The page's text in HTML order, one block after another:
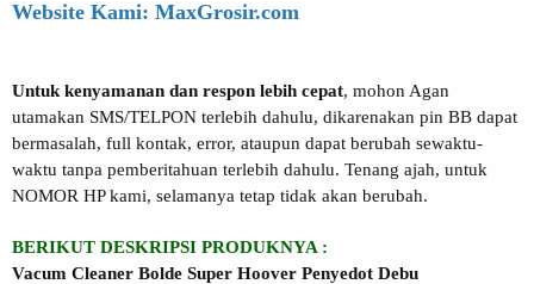
Website Kami: MaxGrosir.com
Untuk kenyamanan dan respon lebih cepat, mohon Agan
utamakan SMS/TELPON terlebih dahulu, dikarenakan pin BB dapat
bermasalah, full kontak, error, ataupun dapat berubah sewaktu-
waktu tanpa pemberitahuan terlebih dahulu. Tenang ajah, untuk
NOMOR HP kami, selamanya tetap tidak akan berubah.
BERIKUT DESKRIPSI PRODUKNYA :
Vacum Cleaner Bolde Super Hoover Penyedot Debu